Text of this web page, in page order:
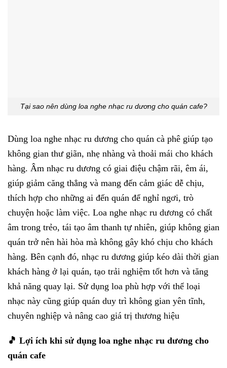
Tại sao nên dùng loa nghe nhạc ru dương cho quán cafe?
Dùng loa nghe nhạc ru dương cho quán cà phê giúp tạo
không gian thư giãn, nhẹ nhàng và thoải mái cho khách
hàng. Âm nhạc ru dương có giai điệu chậm rãi, êm ái,
giúp giảm căng thẳng và mang đến cảm giác dễ chịu,
thích hợp cho những ai đến quán để nghỉ ngơi, trò
chuyện hoặc làm việc. Loa nghe nhạc ru dương có chất
âm trong trẻo, tái tạo âm thanh tự nhiên, giúp không gian
quán trở nên hài hòa mà không gây khó chịu cho khách
hàng. Bên cạnh đó, nhạc ru dương giúp kéo dài thời gian
khách hàng ở lại quán, tạo trải nghiệm tốt hơn và tăng
khả năng quay lại. Sử dụng loa phù hợp với thể loại
nhạc này cũng giúp quán duy trì không gian yên tĩnh,
chuyên nghiệp và nâng cao giá trị thương hiệu
🎵 Lợi ích khi sử dụng loa nghe nhạc ru dương cho
quán cafe